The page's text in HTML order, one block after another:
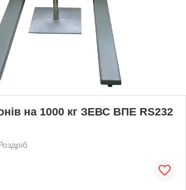
на 1000 кг ЗЕВС ВПЕ RS232